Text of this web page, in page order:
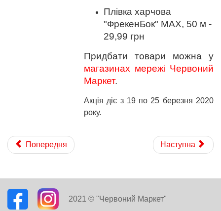
Плівка харчова
"ФрекенБок" MAX, 50 м -
29,99 грн
Придбати товари можна у
магазинах мережі Червоний
Маркет.
Акція діє з 19 по 25 березня 2020
року.
Попередня Наступна
2021 © "Червоний Маркет"